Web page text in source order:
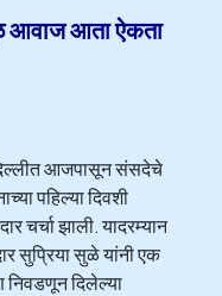
आवाज आता ऐकता
दिल्लीत आजपासून संसदेचे
पहिल्या दिवशी
चर्चा झाली. यादरम्यान
सुप्रिया सुळे यांनी एक
दिलेल्या